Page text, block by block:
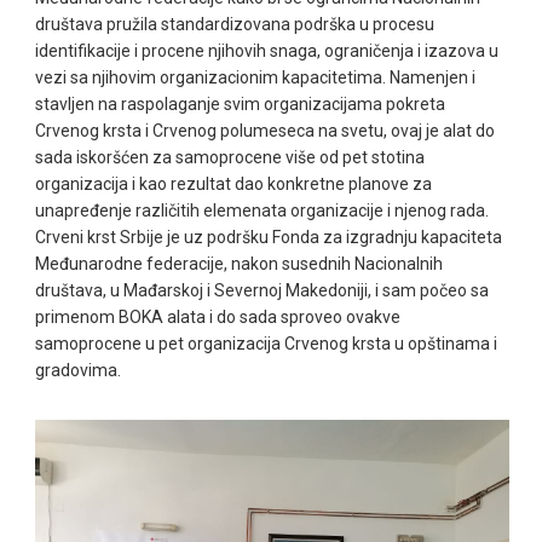
društava pružila standardizovana podrška u procesu
identifikacije i procene njihovih snaga, ograničenja i izazova u
vezi sa njihovim organizacionim kapacitetima. Namenjen i
stavljen na raspolaganje svim organizacijama pokreta
Crvenog krsta i Crvenog polumeseca na svetu, ovaj je alat do
sada iskoršćen za samoprocene više od pet stotina
organizacija i kao rezultat dao konkretne planove za
unapređenje različitih elemenata organizacije i njenog rada.
Crveni krst Srbije je uz podršku Fonda za izgradnju kapaciteta
Međunarodne federacije, nakon susednih Nacionalnih
društava, u Mađarskoj i Severnoj Makedoniji, i sam počeo sa
primenom BOKA alata i do sada sproveo ovakve
samoprocene u pet organizacija Crvenog krsta u opštinama i
gradovima.